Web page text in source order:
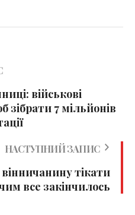
військові
зібрати 7 мільйонів
НАСТУПНИЙ ЗАПИС
тікати
все закінчилось